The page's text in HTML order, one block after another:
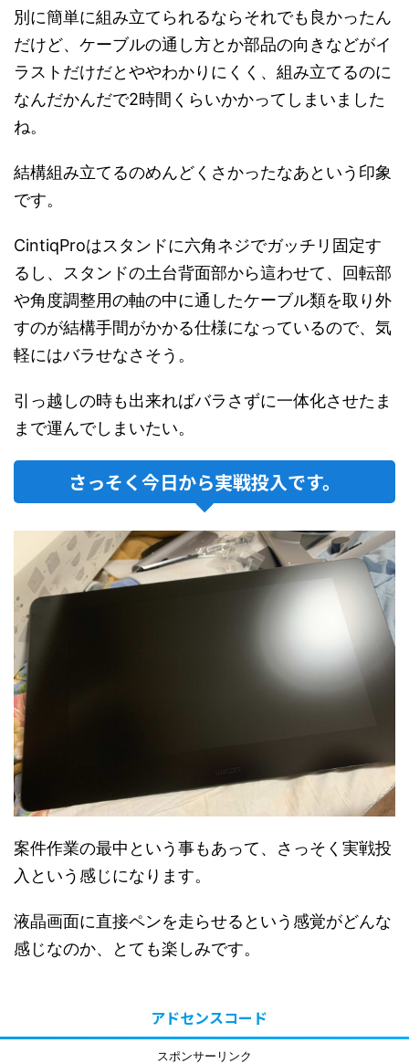
別に簡単に組み立てられるならそれでも良かったん
だけど、ケーブルの通し方とか部品の向きなどがイ
ラストだけだとややわかりにくく、組み立てるのに
なんだかんだで2時間くらいかかってしまいました
ね。
結構組み立てるのめんどくさかったなあという印象
です。
CintiqProはスタンドに六角ネジでガッチリ固定す
るし、スタンドの土台背面部から這わせて、回転部
や角度調整用の軸の中に通したケーブル類を取り外
すのが結構手間がかかる仕様になっているので、気
軽にはバラせなさそう。
引っ越しの時も出来ればバラさずに一体化させたま
まで運んでしまいたい。
さっそく今日から実戦投入です。
案件作業の最中という事もあって、さっそく実戦投
入という感じになります。
液晶画面に直接ペンを走らせるという感覚がどんな
感じなのか、とても楽しみです。
アドセンスコード
スポンサーリンク